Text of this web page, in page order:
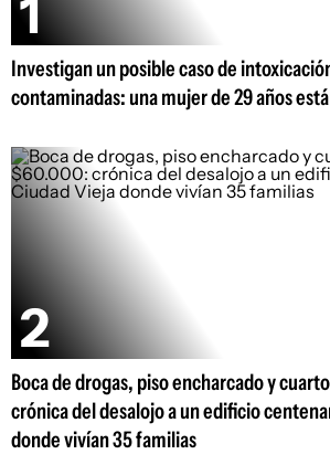
Investigan un posible caso de
contaminadas: una mujer de 29 años
Boca de drogas, piso encharcado y
crónica del desalojo a un edificio
donde vivían 35 familias